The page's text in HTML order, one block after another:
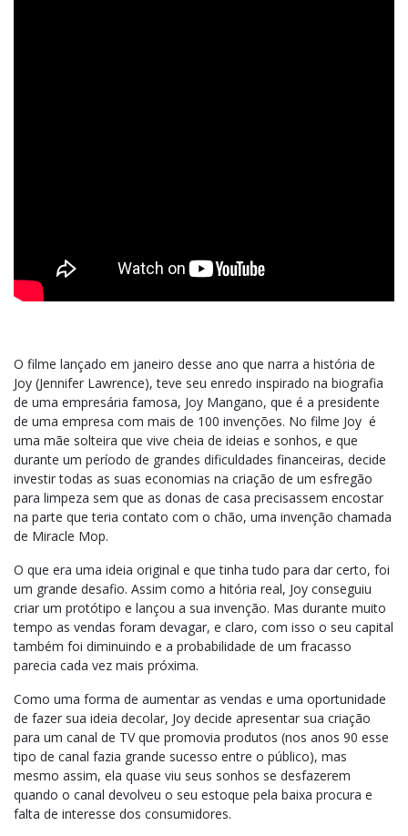
O filme lançado em janeiro desse ano que narra a história de
Joy (Jennifer Lawrence), teve seu enredo inspirado na biografia
de uma empresária famosa, Joy Mangano, que é a presidente
de uma empresa com mais de 100 invenções. No filme Joy é
uma mãe solteira que vive cheia de ideias e sonhos, e que
durante um período de grandes dificuldades financeiras, decide
investir todas as suas economias na criação de um esfregão
para limpeza sem que as donas de casa precisassem encostar
na parte que teria contato com o chão, uma invenção chamada
de Miracle Mop.
O que era uma ideia original e que tinha tudo para dar certo, foi
um grande desafio. Assim como a hitória real, Joy conseguiu
criar um protótipo e lançou a sua invenção. Mas durante muito
tempo as vendas foram devagar, e claro, com isso o seu capital
também foi diminuindo e a probabilidade de um fracasso
parecia cada vez mais próxima.
Como uma forma de aumentar as vendas e uma oportunidade
de fazer sua ideia decolar, Joy decide apresentar sua criação
para um canal de TV que promovia produtos (nos anos 90 esse
tipo de canal fazia grande sucesso entre o público), mas
mesmo assim, ela quase viu seus sonhos se desfazerem
quando o canal devolveu o seu estoque pela baixa procura e
falta de interesse dos consumidores.